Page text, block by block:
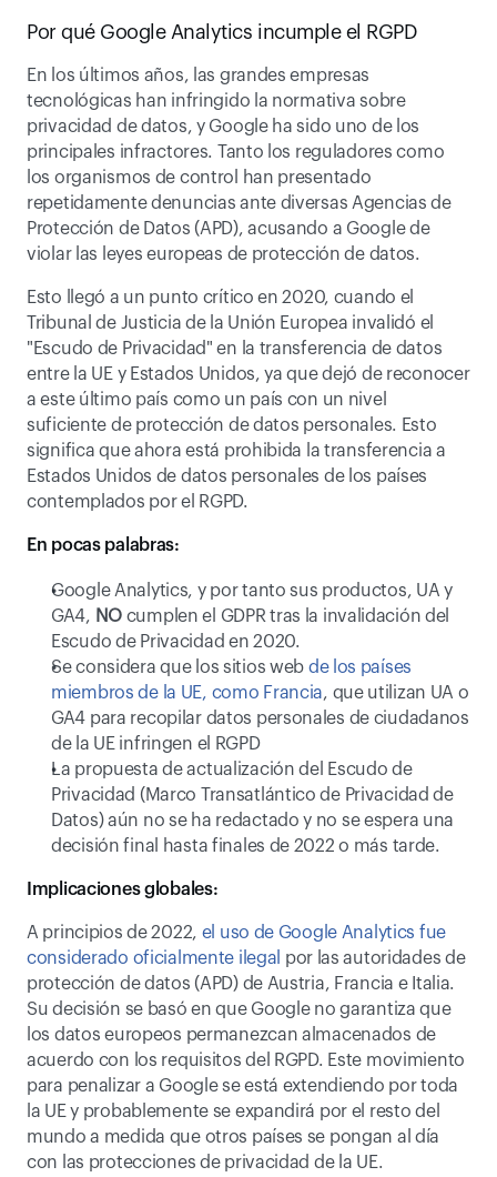
Por qué Google Analytics incumple el RGPD
En los últimos años, las grandes empresas
tecnológicas han infringido la normativa sobre
privacidad de datos, y Google ha sido uno de los
principales infractores. Tanto los reguladores como
los organismos de control han presentado
repetidamente denuncias ante diversas Agencias de
Protección de Datos (APD), acusando a Google de
violar las leyes europeas de protección de datos.
Esto llegó a un punto crítico en 2020, cuando el
Tribunal de Justicia de la Unión Europea invalidó el
"Escudo de Privacidad" en la transferencia de datos
entre la UE y Estados Unidos, ya que dejó de reconocer
a este último país como un país con un nivel
suficiente de protección de datos personales. Esto
significa que ahora está prohibida la transferencia a
Estados Unidos de datos personales de los países
contemplados por el RGPD.
En pocas palabras:
Google Analytics, y por tanto sus productos, UA y
GA4, NO cumplen el GDPR tras la invalidación del
Escudo de Privacidad en 2020.
Se considera que los sitios web de los países
miembros de la UE, como Francia, que utilizan UA o
GA4 para recopilar datos personales de ciudadanos
de la UE infringen el RGPD
La propuesta de actualización del Escudo de
Privacidad (Marco Transatlántico de Privacidad de
Datos) aún no se ha redactado y no se espera una
decisión final hasta finales de 2022 o más tarde.
Implicaciones globales:
A principios de 2022, el uso de Google Analytics fue
considerado oficialmente ilegal por las autoridades de
protección de datos (APD) de Austria, Francia e Italia.
Su decisión se basó en que Google no garantiza que
los datos europeos permanezcan almacenados de
acuerdo con los requisitos del RGPD. Este movimiento
para penalizar a Google se está extendiendo por toda
la UE y probablemente se expandirá por el resto del
mundo a medida que otros países se pongan al día
con las protecciones de privacidad de la UE.